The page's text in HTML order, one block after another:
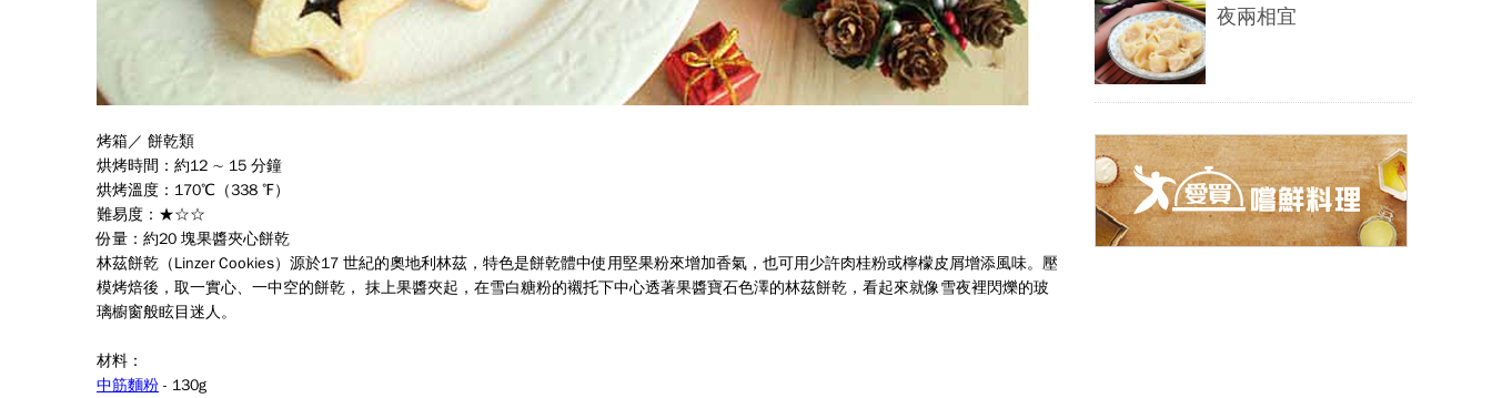
烤箱／ 餅乾類
烘烤時間：約12 ∼ 15 分鐘
烘烤溫度：170℃（338 ℉）
難易度：★☆☆
份量：約20 塊果醬夾心餅乾
林茲餅乾（Linzer Cookies）源於17 世紀的奧地利林茲，特色是餅乾體中使用堅果粉來增加香氣，也可用少許肉桂粉或檸檬皮屑增添風味。壓
模烤焙後，取一實心、一中空的餅乾， 抹上果醬夾起，在雪白糖粉的襯托下中心透著果醬寶石色澤的林茲餅乾，看起來就像雪夜裡閃爍的玻
璃櫥窗般眩目迷人。
材料：
中筋麵粉 - 130g
夜兩相宜